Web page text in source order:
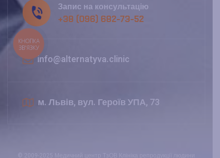
Запис на консультацію
+38 (096) 682-73-52
info@alternatyva.clinic
м. Львів, вул. Героїв УПА, 73
© 2009-2025 Медичний центр ТзОВ Клініка репродукції людини
КНОПКА
ЗВ'ЯЗКУ